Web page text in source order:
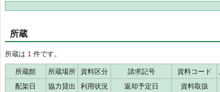
所蔵
所蔵は 1 件です。
所蔵館 所蔵場所 資料区分 請求記号 資料コード
配架日
協力貸出 利用状況 返却予定日
資料取扱